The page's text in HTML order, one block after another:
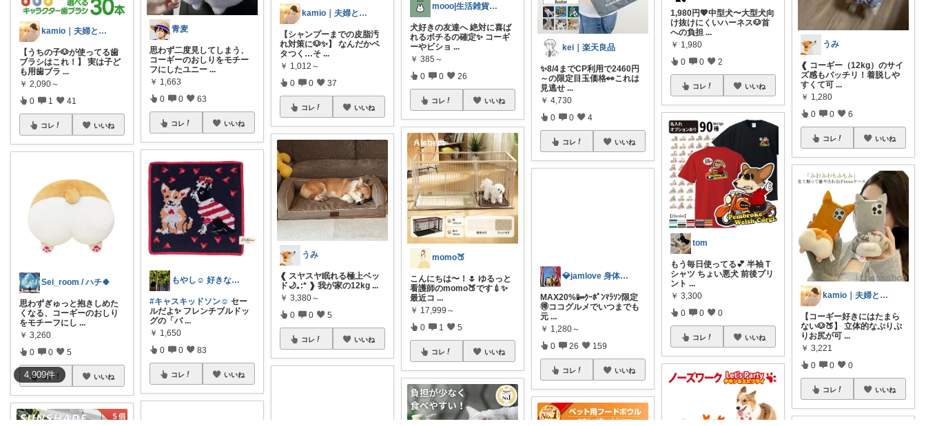
4,909件
kamio｜夫婦とコーギーの愛用品
【うちの子🐶が使ってる歯
ブラシはこれ！】 実は子ど
も用歯ブラ ...
￥ 2,090～
0 1 41
コレ いいね
Sei_room / ハチ🍀
思わずぎゅっと抱きしめた
くなる、コーギーのおしり
をモチーフにし ...
￥ 3,260
0 0 5
コレ いいね
青麦
思わず二度見してしまう、
コーギーのおしりをモチー
フにしたユニー ...
￥ 1,663
0 0 63
コレ いいね
もやし☺︎ 好きなものと、すっきり暮らす
#キャスキッドソン☺︎ セー
ルだよ✨ フレンチブルドッ
グの「バ ...
￥ 1,650
0 0 83
コレ いいね
kamio｜夫婦とコーギーの愛用品
【シャンプーまでの皮脂汚
れ対策に🐶✨】 なんだかベ
タつく…そ ...
￥ 1,012～
0 0 37
コレ いいね
うみ
❰ スヤスヤ眠れる極上ベッ
ド🌙｡:* ❱ 我が家の12kg ...
￥ 3,380～
0 0 5
コレ いいね
mooo|生活雑貨・心地よさ・ゆるさんぽ
犬好きの友達へ 絶対に喜ば
れるポチるの確定✨ コーギ
ーやビショ ...
￥ 385～
0 0 26
コレ いいね
momo🍑
こんにちは〜！🌷 ゆるっと
看護師のmomo🍑です💉✨
最近コ ...
￥ 17,999～
0 1 5
コレ いいね
kei｜楽天良品
✨8/4までCP利用で2460円
～の限定目玉価格👀これは
見逃せ ...
￥ 4,730
0 0 4
コレ いいね
💎jamlove 身体に優しく
MAX20%📴ｸｰﾎﾟﾝﾏﾗｿﾝ限定
🉐ココグルメでいつまでも
元
￥ 1,280～
0 26 159
1,980円💖中型犬〜大型犬向
け抜けにくいハーネス🐶首
への負担 ...
￥ 1,980
0 0 2
コレ いいね
tom
もう毎日使ってる💕 半袖 T
シャツ ちょい悪犬 前後プリ
ント...
￥ 3,300
0 0 0
コレ いいね
うみ
❰ コーギー（12kg）のサイ
ズ感もバッチリ！着脱しや
すくて可 ...
￥ 1,280
0 0 6
コレ いいね
kamio｜夫婦とコーギーの愛用品
【コーギー好きにはたまら
ない🐶🍑】 立体的なぷりぷ
りお尻が可 ...
￥ 3,221
0 0 0
コレ いいね